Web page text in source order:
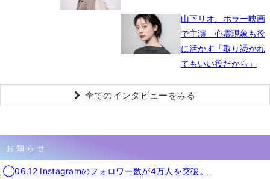
山下リオ、ホラー映画
で主演 心霊現象も役
に活かす「取り憑かれ
てもいい役だから」
全てのインタビューをみる
お知らせ
◯06.12 Instagramのフォロワー数が4万人を突破。